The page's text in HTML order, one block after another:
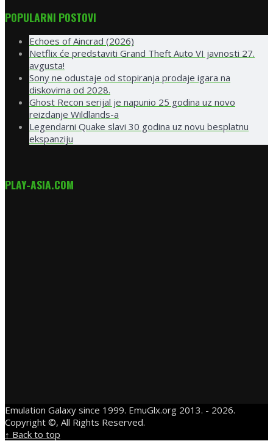
POPULARNI POSTOVI
Echoes of Aincrad (2026)
Netflix će predstaviti Grand Theft Auto VI javnosti 27.
avgusta!
Sony ne odustaje od stopiranja prodaje igara na
diskovima od 2028.
Ghost Recon serijal je napunio 25 godina uz novo
reizdanje Wildlands-a
Legendarni Quake slavi 30 godina uz novu besplatnu
ekspanziju
PLAY-ASIA.COM
Emulation Galaxy since 1999. EmuGlx.org 2013. - 2026.
Copyright ©, All Rights Reserved.
↑ Back to top